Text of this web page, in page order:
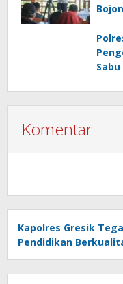
Komentar
Kapolres Gresik
Pendidikan